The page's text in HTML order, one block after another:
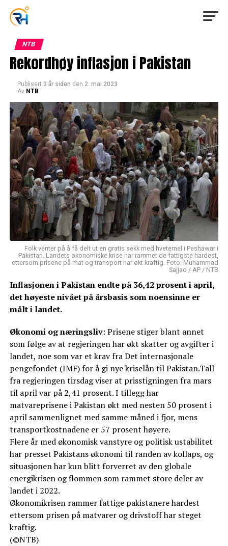
NTB
Rekordhøy inflasjon i Pakistan
Publisert 3 år siden den 2. mai 2023
Av NTB
Folk venter på å få delt ut en gratis sekk med hvetemel i Peshawar i
Pakistan. Landets økonomiske krise har rammet de fattigste hardest,
ettersom prisene på mat og transport har økt kraftig. Foto: Muhammad
Sajjad / AP / NTB
Inflasjonen i Pakistan endte på 36,42 prosent i april,
det høyeste nivået på årsbasis som noensinne er
målt i landet.
Økonomi og næringsliv: Prisene stiger blant annet
som følge av at regjeringen har økt skatter og avgifter i
landet, noe som var et krav fra Det internasjonale
pengefondet (IMF) for å gi nye kriselån til Pakistan.Tall
fra regjeringen tirsdag viser at prisstigningen fra mars
til april var på 2,41 prosent. I tillegg har
matvareprisene i Pakistan økt med nesten 50 prosent i
april sammenlignet med samme måned i fjor, mens
transportkostnadene er 57 prosent høyere.
Flere år med økonomisk vanstyre og politisk ustabilitet
har presset Pakistans økonomi til randen av kollaps, og
situasjonen har kun blitt forverret av den globale
energikrisen og flommen som rammet store deler av
landet i 2022.
Økonomikrisen rammer fattige pakistanere hardest
ettersom prisen på matvarer og drivstoff har steget
kraftig.
(©NTB)